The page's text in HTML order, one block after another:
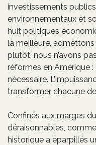
investissements
environnementaux et
huit politiques
la meilleure, admettons
plutôt, nous n’avons
réformes en Amérique
nécessaire.
transformer chacune
Confinés aux marges
déraisonnables,
historique a éparpillés